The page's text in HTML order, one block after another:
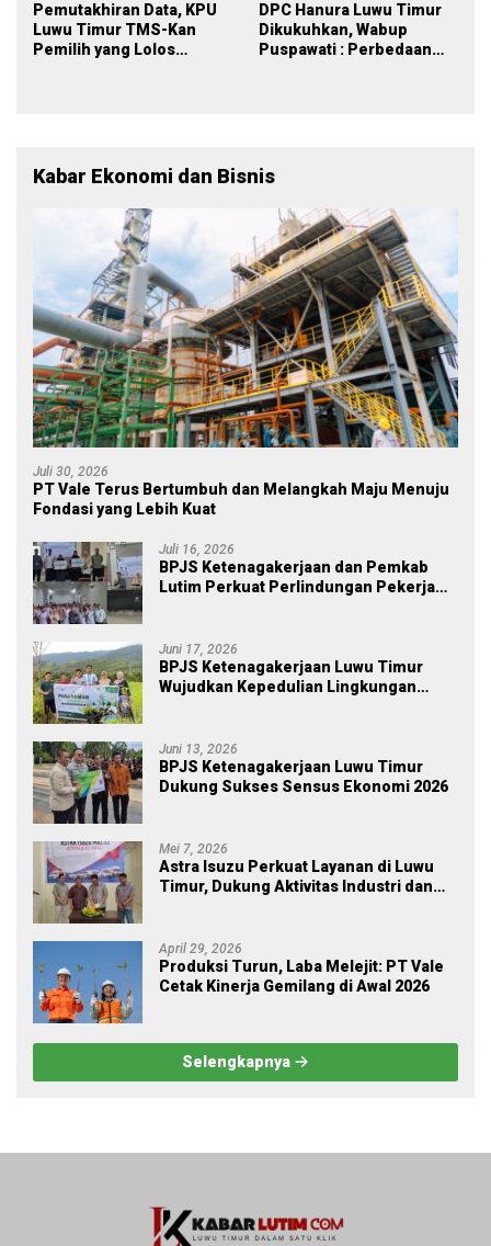
Pemutakhiran Data, KPU
Luwu Timur TMS-Kan
Pemilih yang Lolos
DPC Hanura Luwu Timur
Dikukuhkan, Wabup
Puspawati : Perbedaan
Kabar Ekonomi dan Bisnis
Juli 30, 2026
PT Vale Terus Bertumbuh dan Melangkah Maju Menuju
Fondasi yang Lebih Kuat
Juli 16, 2026
BPJS Ketenagakerjaan dan Pemkab
Lutim Perkuat Perlindungan Pekerja
Juni 17, 2026
BPJS Ketenagakerjaan Luwu Timur
Wujudkan Kepedulian Lingkungan
Juni 13, 2026
BPJS Ketenagakerjaan Luwu Timur
Dukung Sukses Sensus Ekonomi 2026
Mei 7, 2026
Astra Isuzu Perkuat Layanan di Luwu
Timur, Dukung Aktivitas Industri dan
April 29, 2026
Produksi Turun, Laba Melejit: PT Vale
Cetak Kinerja Gemilang di Awal 2026
Selengkapnya